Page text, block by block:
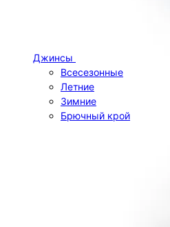
Джинсы
Всесезонные
Летние
Зимние
Брючный крой